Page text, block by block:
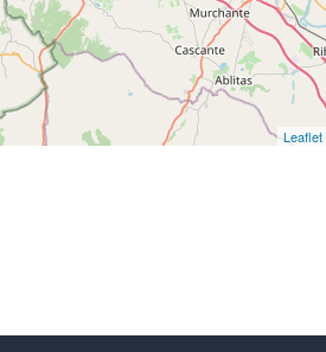
Leaflet